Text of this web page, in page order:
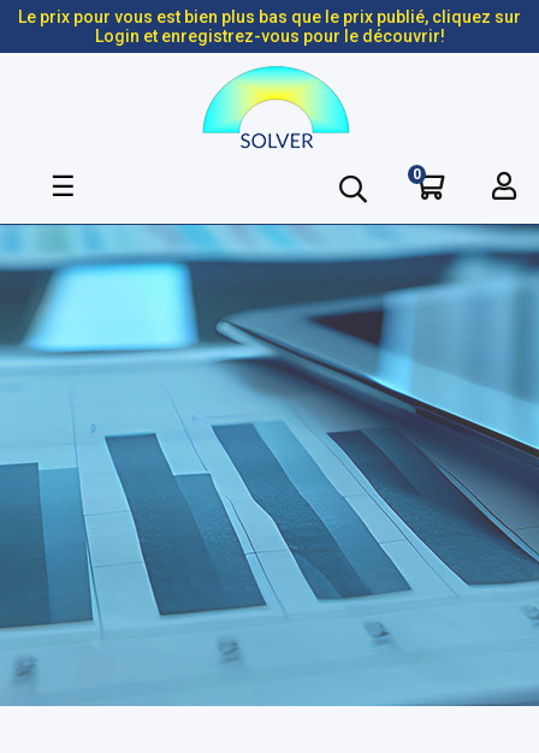
Le prix pour vous est bien plus bas que le prix publié, cliquez sur
Login et enregistrez-vous pour le découvrir!
Basculer
navigation
☰ 0